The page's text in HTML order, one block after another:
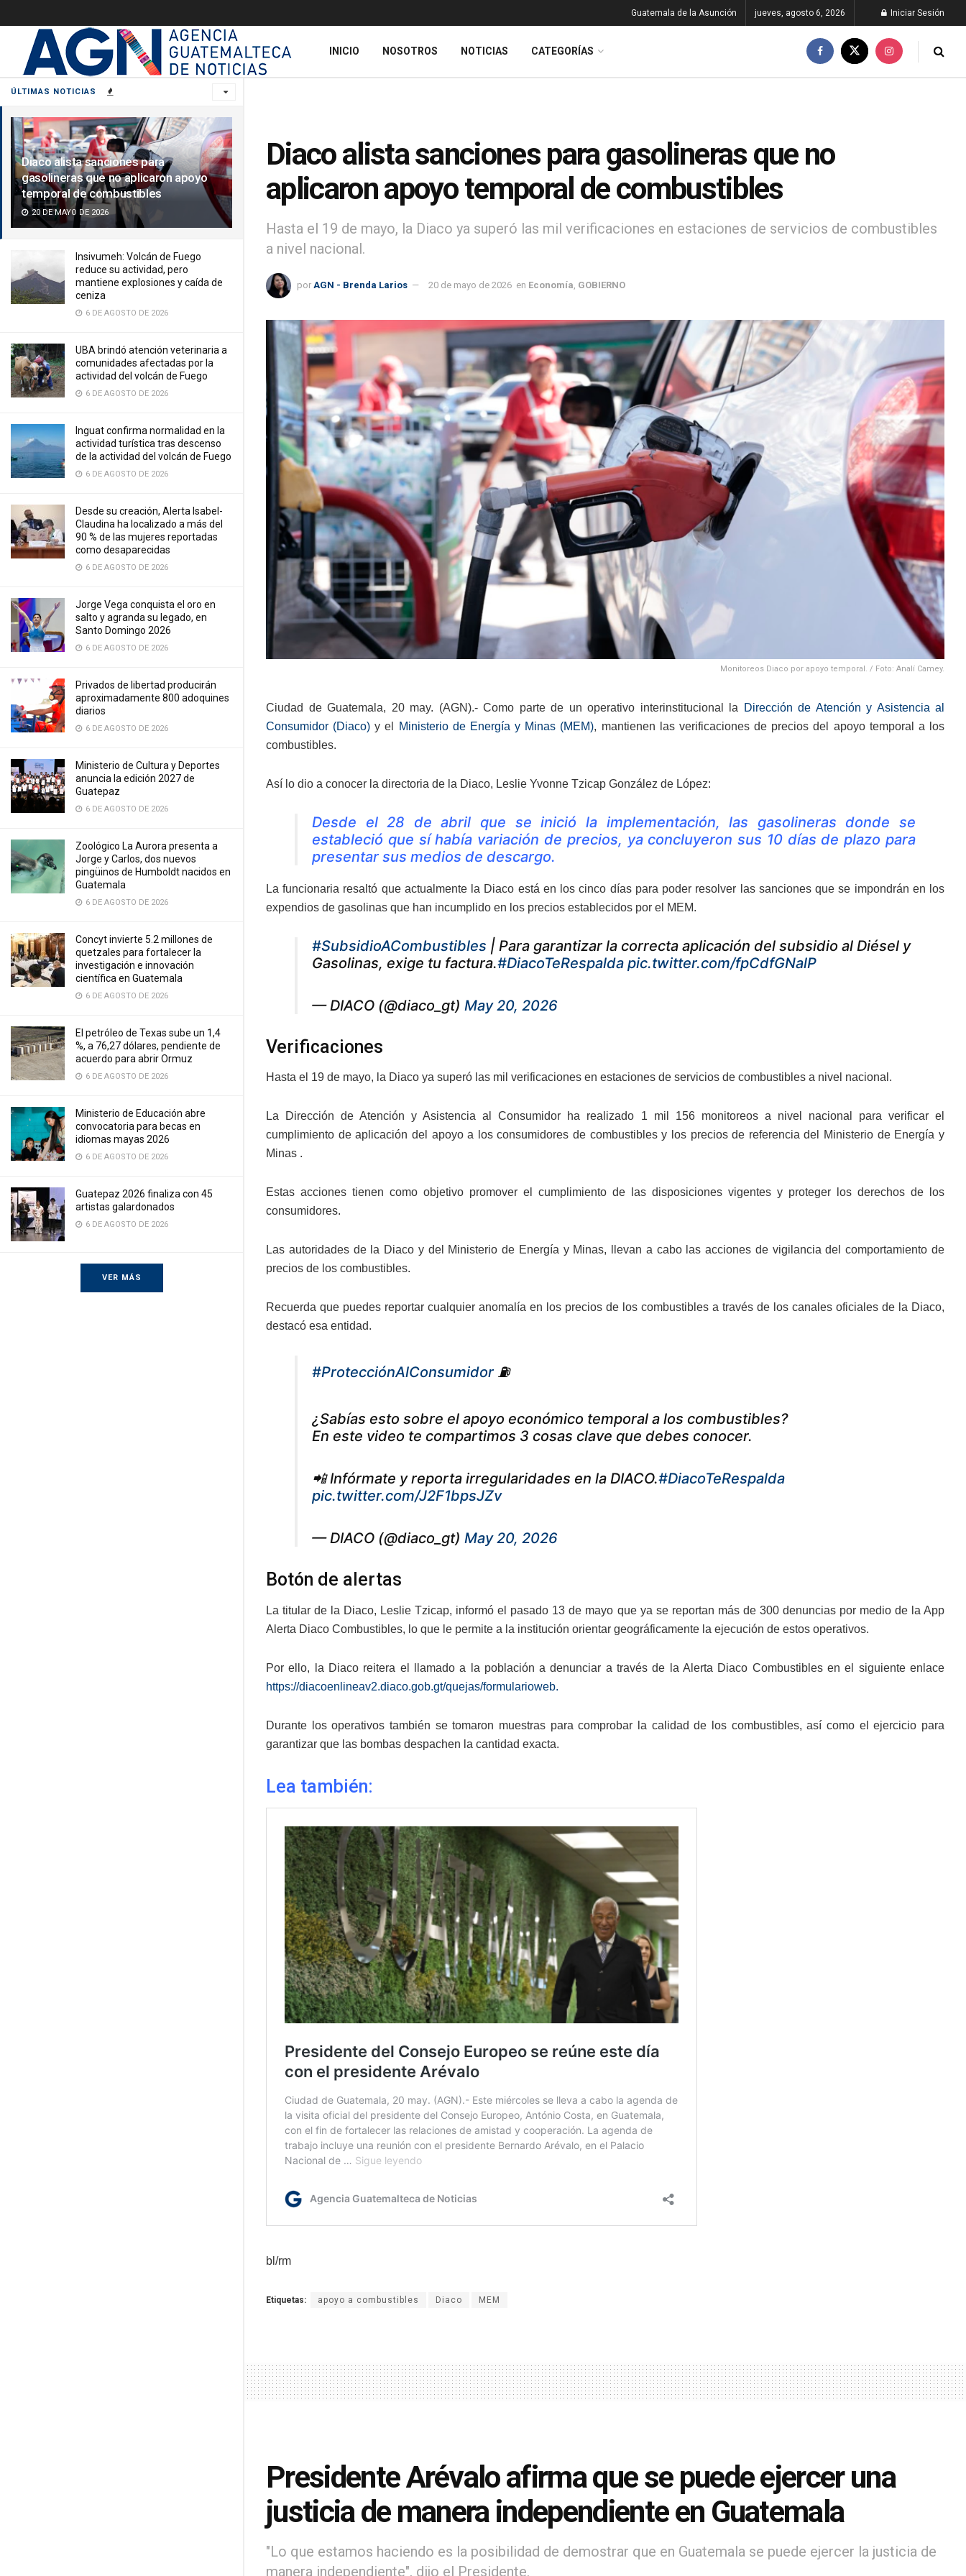
ÚLTIMAS NOTICIAS
Diaco alista sanciones para
gasolineras que no aplicaron apoyo
temporal de combustibles
20 DE MAYO DE 2026
Insivumeh: Volcán de Fuego
reduce su actividad, pero
mantiene explosiones y caída de
ceniza
6 DE AGOSTO DE 2026
UBA brindó atención veterinaria a
comunidades afectadas por la
actividad del volcán de Fuego
6 DE AGOSTO DE 2026
Inguat confirma normalidad en la
actividad turística tras descenso
de la actividad del volcán de Fuego
6 DE AGOSTO DE 2026
Desde su creación, Alerta Isabel-
Claudina ha localizado a más del
90 % de las mujeres reportadas
como desaparecidas
6 DE AGOSTO DE 2026
Jorge Vega conquista el oro en
salto y agranda su legado, en
Santo Domingo 2026
6 DE AGOSTO DE 2026
Privados de libertad producirán
aproximadamente 800 adoquines
diarios
6 DE AGOSTO DE 2026
Ministerio de Cultura y Deportes
anuncia la edición 2027 de
Guatepaz
6 DE AGOSTO DE 2026
Zoológico La Aurora presenta a
Jorge y Carlos, dos nuevos
pingüinos de Humboldt nacidos en
Guatemala
6 DE AGOSTO DE 2026
Concyt invierte 5.2 millones de
quetzales para fortalecer la
investigación e innovación
científica en Guatemala
6 DE AGOSTO DE 2026
El petróleo de Texas sube un 1,4
%, a 76,27 dólares, pendiente de
acuerdo para abrir Ormuz
6 DE AGOSTO DE 2026
Ministerio de Educación abre
convocatoria para becas en
idiomas mayas 2026
6 DE AGOSTO DE 2026
Guatepaz 2026 finaliza con 45
artistas galardonados
6 DE AGOSTO DE 2026
VER MÁS
Guatemala de la Asunción jueves, agosto 6, 2026 Iniciar Sesión
INICIO NOSOTROS NOTICIAS CATEGORÍAS
Diaco alista sanciones para gasolineras que no
aplicaron apoyo temporal de combustibles
Hasta el 19 de mayo, la Diaco ya superó las mil verificaciones en estaciones de servicios de combustibles
a nivel nacional.
por AGN - Brenda Larios 20 de mayo de 2026 en Economía GOBIERNO
Monitoreos Diaco por apoyo temporal. / Foto: Analí Camey.
Ciudad de Guatemala, 20 may. (AGN).- Como parte de un operativo interinstitucional la
Dirección de Atención y Asistencia al
Consumidor (Diaco) y el Ministerio de Energía y Minas (MEM), mantienen las verificaciones de precios del apoyo temporal a los
combustibles.
Así lo dio a conocer la directoria de la Diaco, Leslie Yvonne Tzicap González de López:
Desde el 28 de abril que se inició la implementación, las gasolineras donde se
estableció que sí había variación de precios, ya concluyeron sus 10 días de plazo para
presentar sus medios de descargo.
La funcionaria resaltó que actualmente la Diaco está en los cinco días para poder resolver las sanciones que se impondrán en los
expendios de gasolinas que han incumplido en los precios establecidos por el MEM.
#SubsidioACombustibles | Para garantizar la correcta aplicación del subsidio al Diésel y
Gasolinas, exige tu factura.#DiacoTeRespalda pic.twitter.com/fpCdfGNalP
— DIACO (@diaco_gt) May 20, 2026
Verificaciones
Hasta el 19 de mayo, la Diaco ya superó las mil verificaciones en estaciones de servicios de combustibles a nivel nacional.
La Dirección de Atención y Asistencia al Consumidor ha realizado 1 mil 156 monitoreos a nivel nacional para verificar el
cumplimiento de aplicación del apoyo a los consumidores de combustibles y los precios de referencia del Ministerio de Energía y
Minas .
Estas acciones tienen como objetivo promover el cumplimiento de las disposiciones vigentes y proteger los derechos de los
consumidores.
Las autoridades de la Diaco y del Ministerio de Energía y Minas, llevan a cabo las acciones de vigilancia del comportamiento de
precios de los combustibles.
Recuerda que puedes reportar cualquier anomalía en los precios de los combustibles a través de los canales oficiales de la Diaco,
destacó esa entidad.
#ProtecciónAlConsumidor⛽
¿Sabías esto sobre el apoyo económico temporal a los combustibles?
En este video te compartimos 3 cosas clave que debes conocer.
📲 Infórmate y reporta irregularidades en la DIACO.#DiacoTeRespalda
pic.twitter.com/J2F1bpsJZv
— DIACO (@diaco_gt) May 20, 2026
Botón de alertas
La titular de la Diaco, Leslie Tzicap, informó el pasado 13 de mayo que ya se reportan más de 300 denuncias por medio de la App
Alerta Diaco Combustibles, lo que le permite a la institución orientar geográficamente la ejecución de estos operativos.
Por ello, la Diaco reitera el llamado a la población a denunciar a través de la Alerta Diaco Combustibles en el siguiente enlace
https://diacoenlineav2.diaco.gob.gt/quejas/formularioweb.
Durante los operativos también se tomaron muestras para comprobar la calidad de los combustibles, así como el ejercicio para
garantizar que las bombas despachen la cantidad exacta.
Lea también:
bl/rm
Etiquetas: apoyo a combustibles Diaco MEM
Presidente Arévalo afirma que se puede ejercer una
justicia de manera independiente en Guatemala
"Lo que estamos haciendo es la posibilidad de demostrar que en Guatemala se puede ejercer la justicia de
manera independiente", dijo el Presidente.